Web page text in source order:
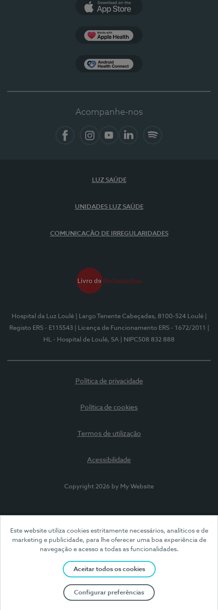
Este website utiliza cookies estritamente necessários, analíticos e de
marketing e publicidade, para lhe oferecer uma boa experiência de
navegação e acesso a todas as funcionalidades.
Aceitar todos os cookies
Configurar preferências
Acompanhe-nos
LUZ SAÚDE
UNIDADES LUZ SAÚDE
COMUNICAÇÃO DE IRREGULARIDADES
Hospital da Luz Loulé | Largo Tenente Cabeçadas, 8100-524 Loulé
Registo ERS - E115543
| Licença de Funcionamento ERS - 1672/2011
HL - Hospital de Loulé, SA
| NIPC508 832 888
Política de privacidade
Política de cookies
Termos de utilização
Acessibilidade
Copyright 2026 by My Website